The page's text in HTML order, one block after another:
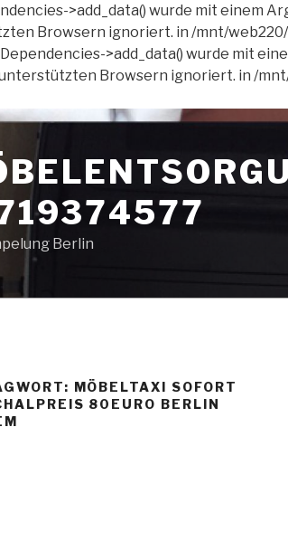
>add_data() wurde mit einem
Browsern ignoriert. in /mnt/
>add_data() wurde mit
Browsern ignoriert. in /
Berlin
MÖBELTAXI SOFORT
80EURO BERLIN